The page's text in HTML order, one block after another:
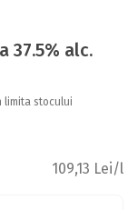
37.5% alc.
limita stocului
109,13 Lei/l